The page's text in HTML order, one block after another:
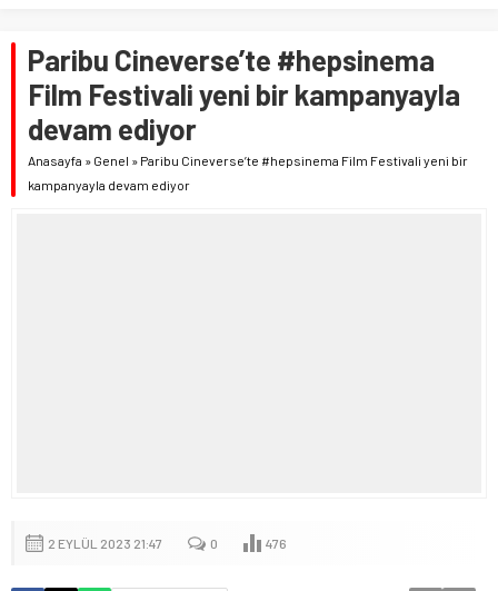
Paribu Cineverse’te #hepsinema
Film Festivali yeni bir kampanyayla
devam ediyor
Anasayfa » Genel » Paribu Cineverse’te #hepsinema Film Festivali yeni bir
kampanyayla devam ediyor
2 EYLÜL 2023 21:47 0 476